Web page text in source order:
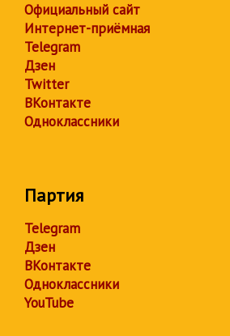
Официальный сайт
Интернет-приёмная
Telegram
Дзен
Twitter
ВКонтакте
Одноклассники
Партия
Telegram
Дзен
ВКонтакте
Одноклассники
YouTube